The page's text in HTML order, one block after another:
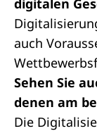
auch
Sehen Sie
denen am
Die